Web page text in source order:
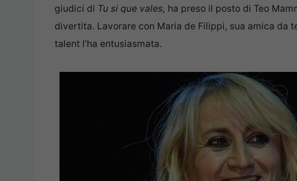
giudici di Tu si que vales, ha preso il posto di Teo
divertita. Lavorare con Maria de Filippi, sua amica da
talent l’ha entusiasmata.